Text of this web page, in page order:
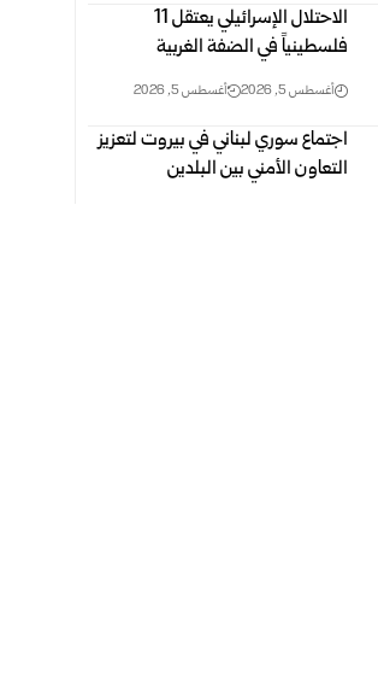
الاحتلال الإسرائيلي يعتقل 11
فلسطينياً في الضفة الغربية
أغسطس 5, 2026 أغسطس 5, 2026
اجتماع سوري لبناني في بيروت لتعزيز
التعاون ‏الأمني ‏بين البلدين